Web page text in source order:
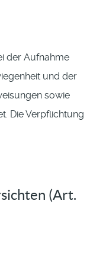
der Aufnahme
und der
sowie
Die Verpflichtung
(Art.